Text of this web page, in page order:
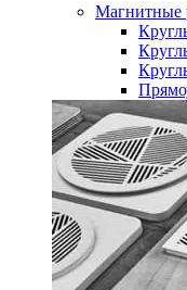
Магнитные